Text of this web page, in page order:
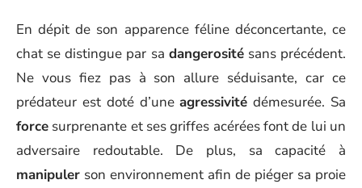
En dépit de son apparence féline déconcertante, ce
chat se distingue par sa dangerositésans précédent.
Ne vous fiez pas à son allure séduisante, car ce
prédateur est doté d’uneagressivité démesurée. Sa
force surprenante et ses griffes acérées font de lui un
adversaire redoutable. De plus, sa capacité à
manipuler son environnement afin de piéger sa proie